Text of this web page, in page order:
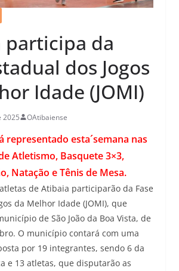
da
dos Jogos
Idade (JOMI)
2025 OAtibaiense
representado esta´semana nas
Atletismo, Basquete 3×3,
Natação e Tênis de Mesa.
de Atibaia participarão da Fase
da Melhor Idade (JOMI), que
de São João da Boa Vista, de
O município contará com uma
por 19 integrantes, sendo 6 da
e 13 atletas, que disputarão as